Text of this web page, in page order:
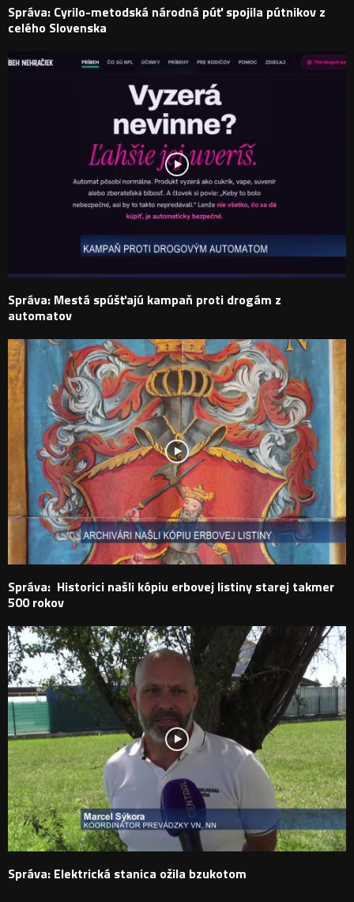
Správa: Cyrilo-metodská národná púť spojila pútnikov z
celého Slovenska
Správa: Mestá spúšťajú kampaň proti drogám z
automatov
Správa: Historici našli kópiu erbovej listiny starej takmer
500 rokov
Správa: Elektrická stanica ožila bzukotom